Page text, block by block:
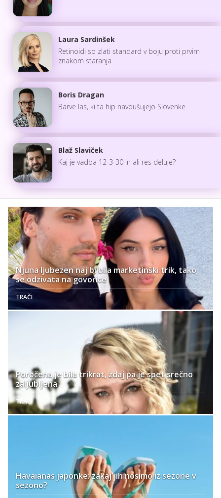
Laura Sardinšek
Retinoidi so zlati standard v boju proti prvim
znakom staranja
Boris Dragan
Barve las, ki ta hip navdušujejo Slovenke
Blaž Slaviček
Kaj je vadba 12-3-30 in ali res deluje?
Njuna ljubezen naj bi bila marketinški trik, tako
se odzivata na govorice
TRAČI
Poročena je bila trikrat, zdaj pa je spet srečno
zaljubljena
TRAČI
Havaianas japonke: zakaj jih nosimo iz sezone v
sezono?